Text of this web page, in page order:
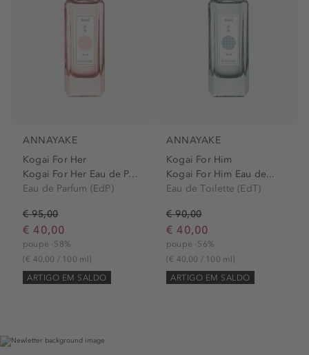
ANNAYAKE
Kogai For Her
Kogai For Her Eau de Parfum...
Eau de Parfum (EdP)
€ 95,00
€ 40,00
poupe -58%
(€ 40,00 / 100 ml)
ARTIGO EM SALDO
ANNAYAKE
Kogai For Him
Kogai For Him Eau de...
Eau de Toilette (EdT)
€ 90,00
€ 40,00
poupe -56%
(€ 40,00 / 100 ml)
ARTIGO EM SALDO